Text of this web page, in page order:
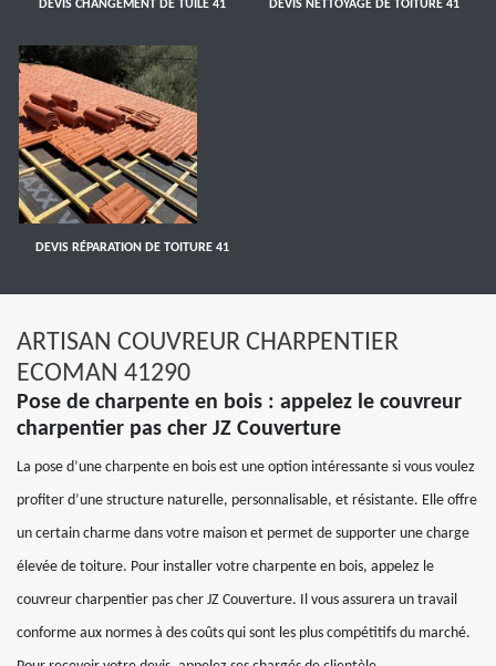
DEVIS CHANGEMENT DE TUILE 41 DEVIS NETTOYAGE DE TOITURE 41
DEVIS RÉPARATION DE TOITURE 41
ARTISAN COUVREUR CHARPENTIER
ECOMAN 41290
Pose de charpente en bois : appelez le couvreur
charpentier pas cher JZ Couverture
La pose d’une charpente en bois est une option intéressante si vous voulez
profiter d’une structure naturelle, personnalisable, et résistante. Elle offre
un certain charme dans votre maison et permet de supporter une charge
élevée de toiture. Pour installer votre charpente en bois, appelez le
couvreur charpentier pas cher JZ Couverture. Il vous assurera un travail
conforme aux normes à des coûts qui sont les plus compétitifs du marché.